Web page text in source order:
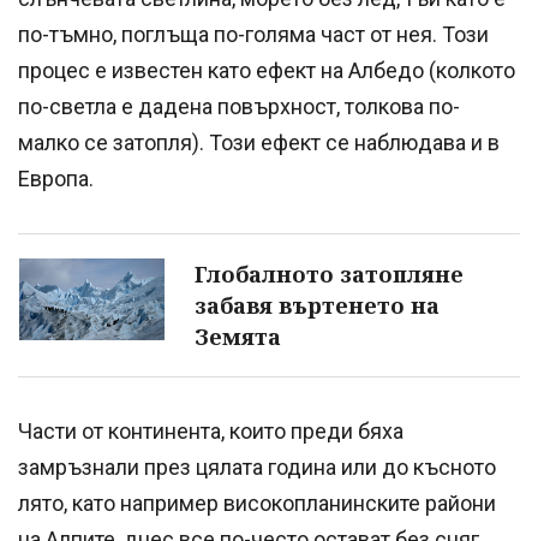
по-тъмно, поглъща по-голяма част от нея. Този
процес е известен като ефект на Албедо (колкото
по-светла е дадена повърхност, толкова по-
малко се затопля). Този ефект се наблюдава и в
Европа.
Глобалното затопляне
забавя въртенето на
Земята
Части от континента, които преди бяха
замръзнали през цялата година или до късното
лято, като например високопланинските райони